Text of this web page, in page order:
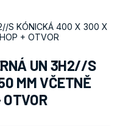
S KÓNICKÁ 400 X 300 X
+ OTVOR
UN 3H2//S
MM VČETNĚ
OTVOR